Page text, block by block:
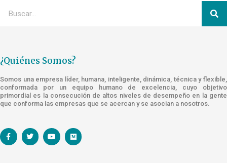
¿Quiénes Somos?
Somos una empresa líder, humana, inteligente, dinámica, técnica y flexible,
conformada por un equipo humano de excelencia, cuyo objetivo
primordial es la consecución de altos niveles de desempeño en la gente
que conforma las empresas que se acercan y se asocian a nosotros.